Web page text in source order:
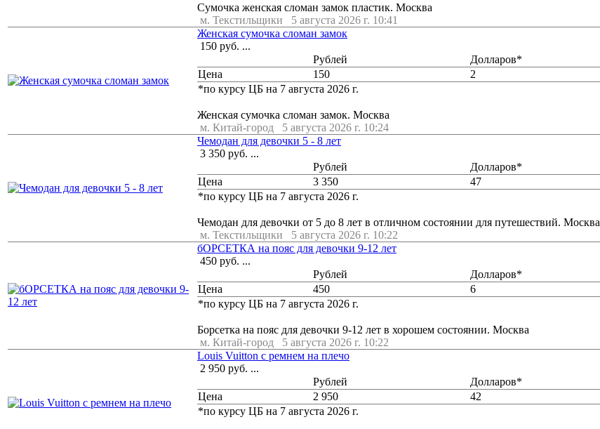
Cумочка женская сломан замок пластик. Москва
м. Текстильщики
5 августа 2026 г. 10:41
Женская сумочка сломан замок
150 руб. ...
Рублей
Долларов*
Цена
150
2
*по курсу ЦБ на 7 августа 2026 г.
Женская сумочка сломан замок. Москва
м. Китай-город
5 августа 2026 г. 10:24
Чемодан для девочки 5 - 8 лет
3 350 руб. ...
Рублей
Долларов*
Цена
3 350
47
*по курсу ЦБ на 7 августа 2026 г.
Чемодан для девочки от 5 до 8 лет в отличном состоянии для путешествий. Москва
м. Текстильщики
5 августа 2026 г. 10:22
бОРСЕТКА на пояс для девочки 9-12 лет
450 руб. ...
Рублей
Долларов*
Цена
450
6
*по курсу ЦБ на 7 августа 2026 г.
Борсетка на пояс для девочки 9-12 лет в хорошем состоянии. Москва
м. Китай-город
5 августа 2026 г. 10:22
Louis Vuitton с ремнем на плечо
2 950 руб. ...
Рублей
Долларов*
Цена
2 950
42
*по курсу ЦБ на 7 августа 2026 г.